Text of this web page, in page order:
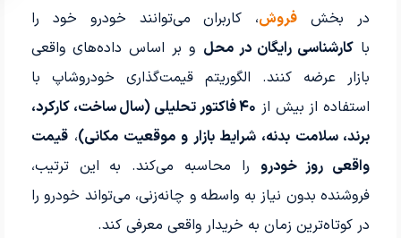
در بخش فروش، کاربران می‌توانند خودرو خود را
با کارشناسی رایگان در محل و بر اساس داده‌های واقعی
بازار عرضه کنند. الگوریتم قیمت‌گذاری خودروشاپ با
استفاده از بیش از
۴۰ فاکتور تحلیلی (سال ساخت، کارکرد،
برند، سلامت بدنه، شرایط بازار و موقعیت مکانی)،قیمت
واقعی روز خودرو را محاسبه می‌کند. به این ترتیب،
فروشنده بدون نیاز به واسطه و چانه‌زنی، می‌تواند خودرو را
در کوتاه‌ترین زمان به خریدار واقعی معرفی کند.